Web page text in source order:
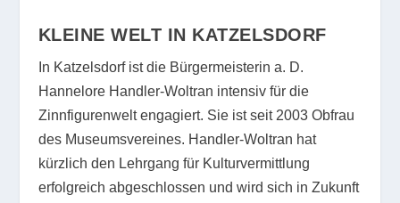
KLEINE WELT IN KATZELSDORF
In Katzelsdorf ist die Bürgermeisterin a. D.
Hannelore Handler-Woltran intensiv für die
Zinnfigurenwelt engagiert. Sie ist seit 2003 Obfrau
des Museumsvereines. Handler-Woltran hat
kürzlich den Lehrgang für Kulturvermittlung
erfolgreich abgeschlossen und wird sich in Zukunft